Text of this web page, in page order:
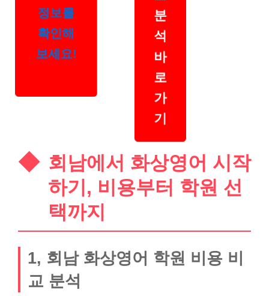
정보를
확인해
보세요!
분
석
바
로
가
기
회남에서 화상영어 시작
하기, 비용부터 학원 선
택까지
1, 회남 화상영어 학원 비용 비
교 분석